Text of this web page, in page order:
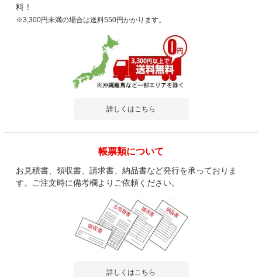
料！
※3,300円未満の場合は送料550円かかります。
詳しくはこちら
帳票類について
お見積書、領収書、請求書、納品書など発行を承っておりま
す。ご注文時に備考欄よりご依頼ください。
詳しくはこちら